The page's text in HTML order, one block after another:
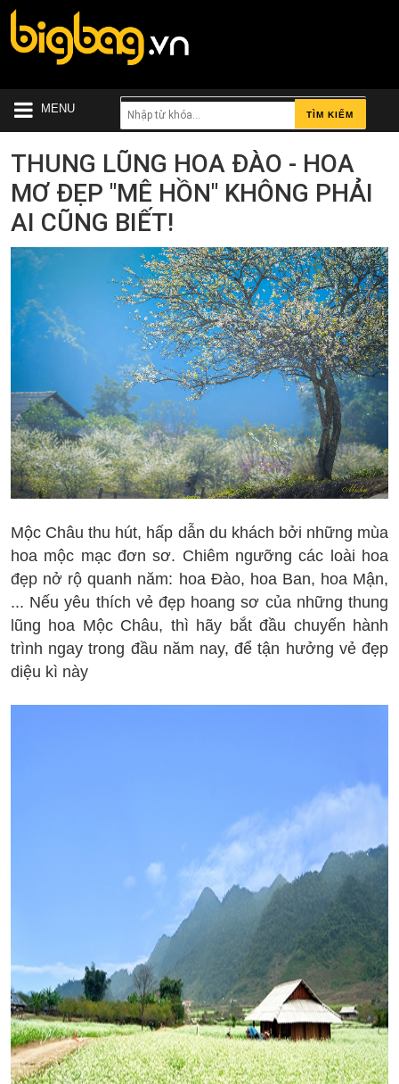
MENU TÌM KIẾM
THUNG LŨNG HOA ĐÀO - HOA
MƠ ĐẸP "MÊ HỒN" KHÔNG PHẢI
AI CŨNG BIẾT!
Mộc Châu thu hút, hấp dẫn du khách bởi những mùa
hoa mộc mạc đơn sơ. Chiêm ngưỡng các loài hoa
đẹp nở rộ quanh năm: hoa Đào, hoa Ban, hoa Mận,
... Nếu yêu thích vẻ đẹp hoang sơ của những thung
lũng hoa Mộc Châu, thì hãy bắt đầu chuyến hành
trình ngay trong đầu năm nay, để tận hưởng vẻ đẹp
diệu kì này